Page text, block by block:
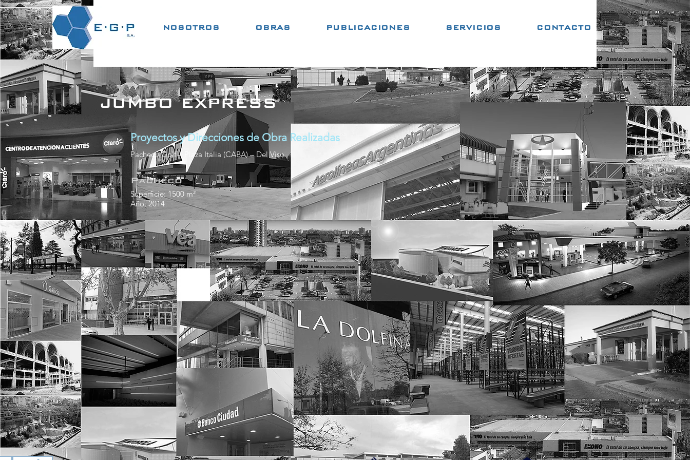
NOSOTROS OBRAS PUBLICACIONES SERVICIOS CONTACTO
JUMBO EXPRESS
Proyectos y Direcciones de Obra Realizadas
Pacheco
Pacheco Golf – Plaza Italia (CABA) – Del Viso
Superficie: 1500 m²
Año: 2014